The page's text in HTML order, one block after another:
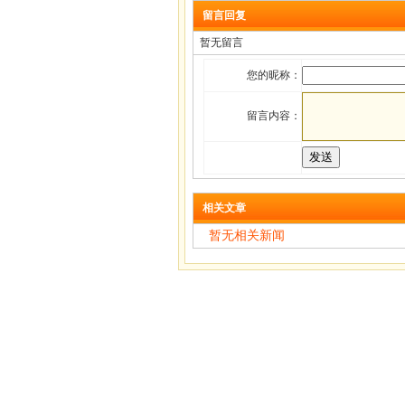
留言回复
暂无留言
您的昵称：
留言内容：
相关文章
暂无相关新闻